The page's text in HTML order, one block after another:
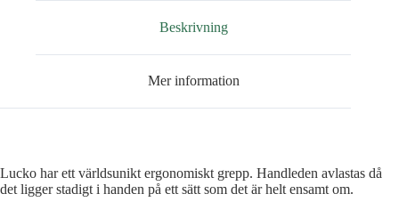
Beskrivning
Mer information
Lucko har ett världsunikt ergonomiskt grepp. Handleden avlastas då
det ligger stadigt i handen på ett sätt som det är helt ensamt om.